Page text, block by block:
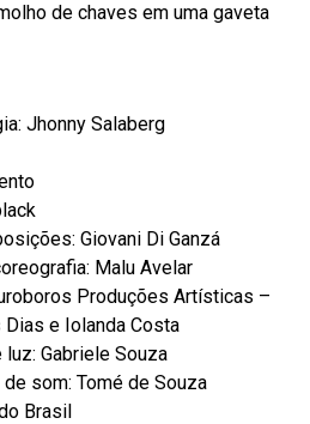
de chaves em uma gaveta
Jhonny Salaberg
Giovani Di Ganzá
Malu Avelar
Produções Artísticas –
Dias e Iolanda Costa
Gabriele Souza
som: Tomé de Souza
Brasil